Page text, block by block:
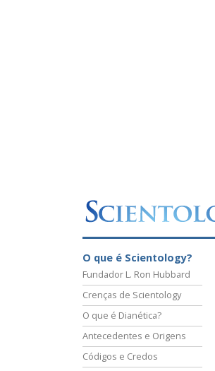
O que é Scientology?
Fundador L. Ron Hubbard
Crenças de Scientology
O que é Dianética?
Antecedentes e Origens
Códigos e Credos